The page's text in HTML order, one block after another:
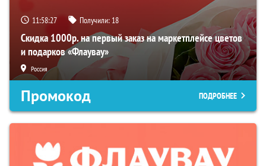
11:58:26 Получили: 18
Скидка 1000р. на первый заказ на маркетплейсе цветов
и подарков «Флаувау»
Россия
Промокод ПОДРОБНЕЕ